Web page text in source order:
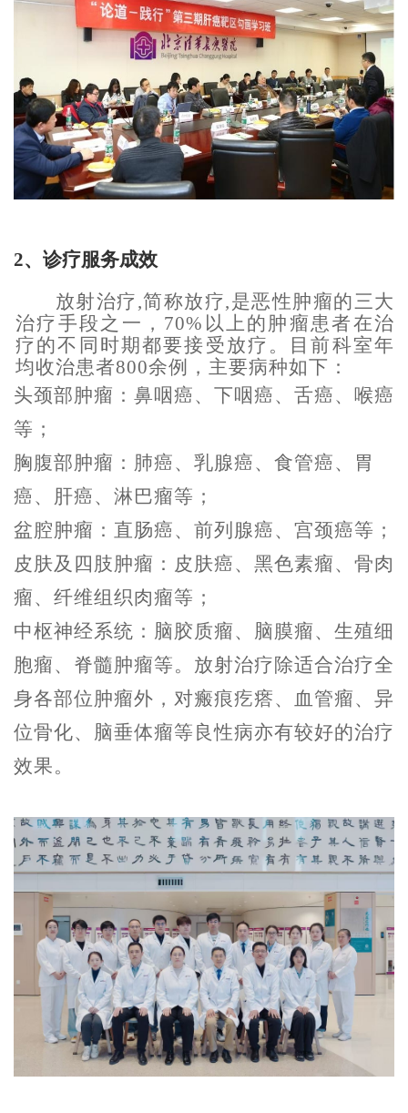
2、 诊疗服务成效
放射治疗,简称放疗,是恶性肿瘤的三大
治疗手段之一，70%以上的肿瘤患者在治
疗的不同时期都要接受放疗。目前科室年
均收治患者800余例，主要病种如下：
头颈部肿瘤：鼻咽癌、下咽癌、舌癌、喉癌
等；
胸腹部肿瘤：肺癌、乳腺癌、食管癌、胃
癌、肝癌、淋巴瘤等；
盆腔肿瘤：直肠癌、前列腺癌、宫颈癌等；
皮肤及四肢肿瘤：皮肤癌、黑色素瘤、骨肉
瘤、纤维组织肉瘤等；
中枢神经系统：脑胶质瘤、脑膜瘤、生殖细
胞瘤、脊髓肿瘤等。放射治疗除适合治疗全
身各部位肿瘤外，对瘢痕疙瘩、血管瘤、异
位骨化、脑垂体瘤等良性病亦有较好的治疗
效果。